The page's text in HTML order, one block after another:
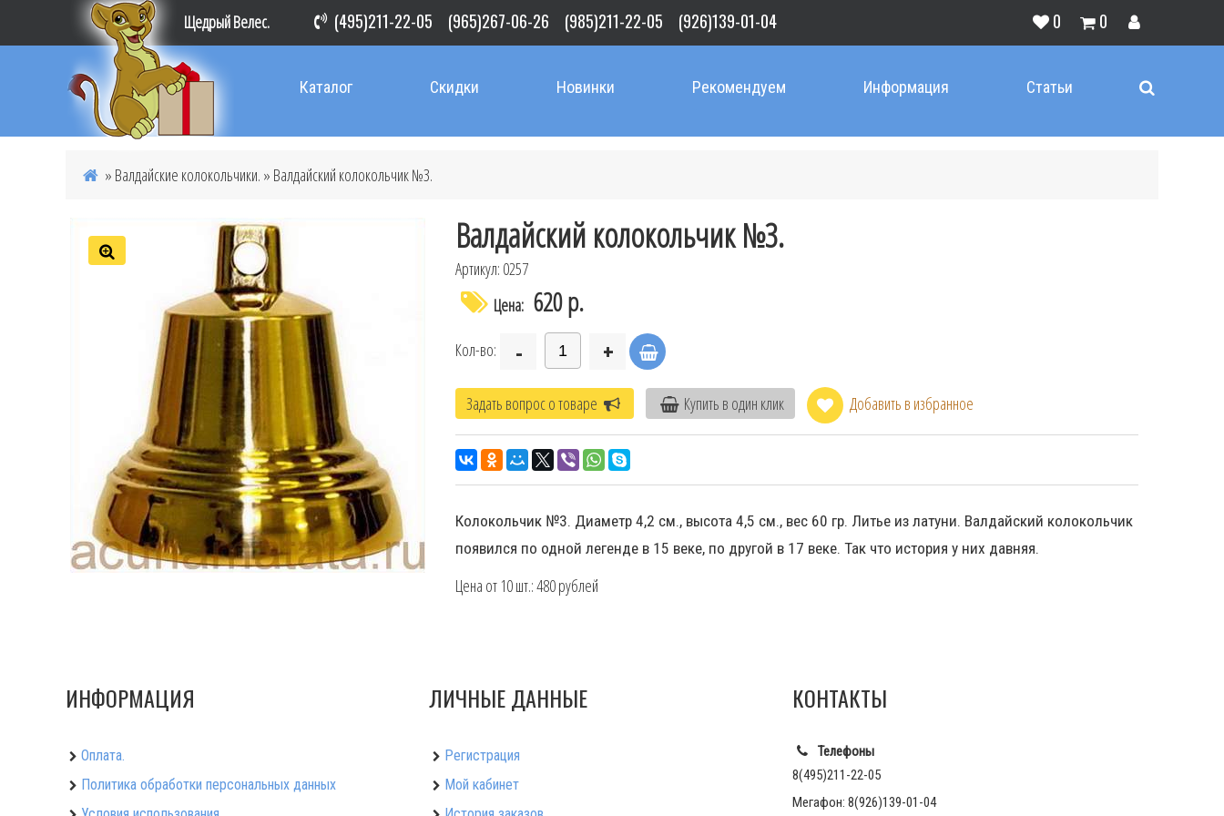
Щедрый Велес. (495)211-22-05 (965)267-06-26 (985)211-22-05 (926)139-01-04 0 0
Каталог Скидки Новинки Рекомендуем Информация Статьи
» Валдайские колокольчики. » Валдайский колокольчик №3.
Валдайский колокольчик №3.
Артикул: 0257
Цена: 620 р.
Кол-во: - +
Задать вопрос о товаре Купить в один клик Добавить в избранное
Колокольчик №3. Диаметр 4,2 см., высота 4,5 см., вес 60 гр. Литье из латуни. Валдайский колокольчик
появился по одной легенде в 15 веке, по другой в 17 веке. Так что история у них давняя.
Цена от 10 шт.: 480 рублей
ИНФОРМАЦИЯ
Оплата.
Политика обработки персональных данных
ЛИЧНЫЕ ДАННЫЕ
Регистрация
Мой кабинет
КОНТАКТЫ
Телефоны
8(495)211-22-05
Мегафон: 8(926)139-01-04